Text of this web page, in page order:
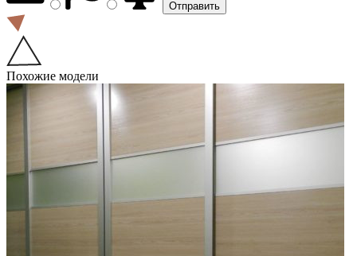
Похожие модели